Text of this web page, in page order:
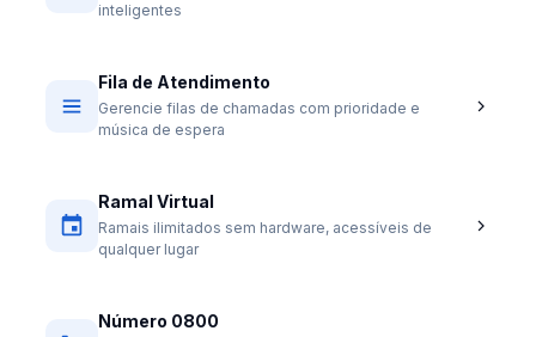
inteligentes
Fila de Atendimento
Gerencie filas de chamadas com prioridade e
música de espera
Ramal Virtual
Ramais ilimitados sem hardware, acessíveis de
qualquer lugar
Número 0800